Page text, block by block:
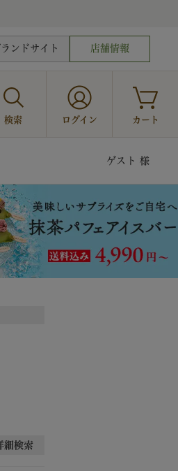
ランドサイト 店舗情報
検索 ログイン カート
ゲスト 様
細検索